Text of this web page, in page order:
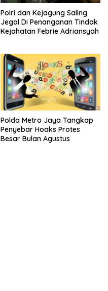
Polri dan Kejagung Saling
Jegal Di Penanganan Tindak
Kejahatan Febrie Adriansyah
Polda Metro Jaya Tangkap
Penyebar Hoaks Protes
Besar Bulan Agustus